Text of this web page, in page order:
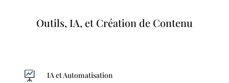
Outils, IA, et Création de Contenu
 IA et Automatisation